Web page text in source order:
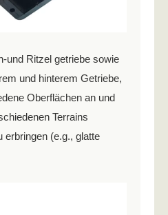
und Ritzel getriebe sowie
und hinterem Getriebe,
Oberflächen an und
Terrains
erbringen (e.g., glatte